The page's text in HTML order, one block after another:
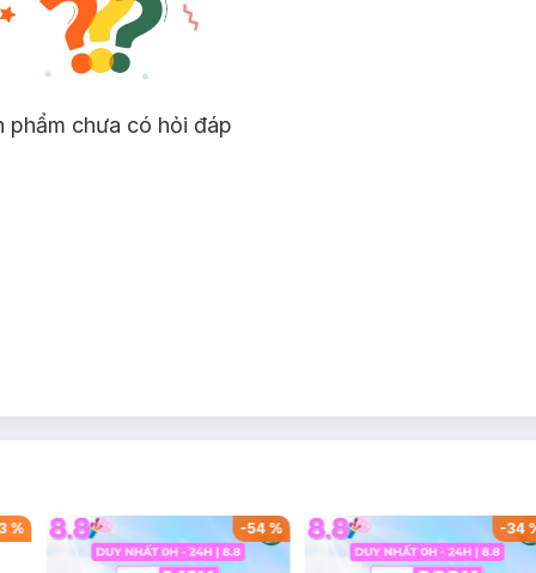
phẩm chưa có hỏi đáp
% -54% -34